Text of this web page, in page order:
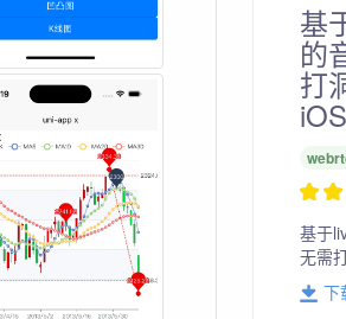
基
的
打
基于
无需
下